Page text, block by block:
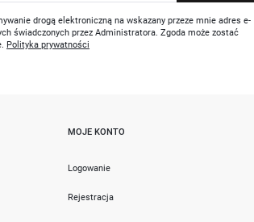
drogą elektroniczną na wskazany przeze mnie adres e-
świadczonych przez Administratora. Zgoda może zostać
Polityka prywatności
MOJE KONTO
Logowanie
Rejestracja